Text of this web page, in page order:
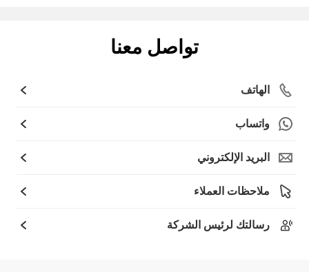
تواصل معنا
الهاتف
واتساب
البريد الإلكتروني
ملاحظات العملاء
رسالتك لرئيس الشركة